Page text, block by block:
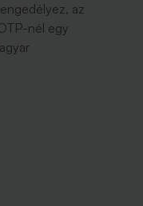
az
nél egy